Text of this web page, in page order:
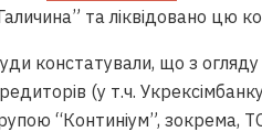
та ліквідовано цю
констатували, що з
(у т.ч.
“Континіум”, зокрема,